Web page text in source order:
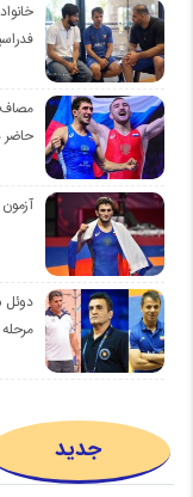
مصاف
حاضر
دوئل
جدید